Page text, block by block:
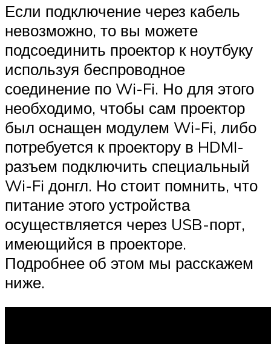
Если подключение через кабель
невозможно, то вы можете
подсоединить проектор к ноутбуку
используя беспроводное
соединение по Wi-Fi. Но для этого
необходимо, чтобы сам проектор
был оснащен модулем Wi-Fi, либо
потребуется к проектору в HDMI-
разъем подключить специальный
Wi-Fi донгл. Но стоит помнить, что
питание этого устройства
осуществляется через USB-порт,
имеющийся в проекторе.
Подробнее об этом мы расскажем
ниже.